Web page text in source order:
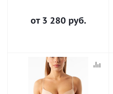
от 3 280 руб.